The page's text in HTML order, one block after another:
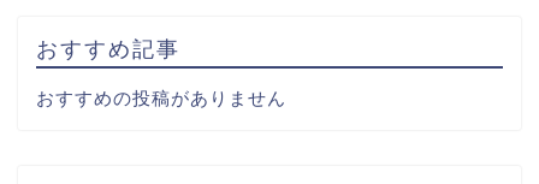
おすすめ記事
おすすめの投稿がありません